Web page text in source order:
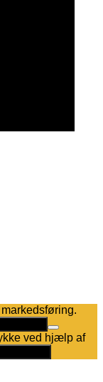
ved hjælp af